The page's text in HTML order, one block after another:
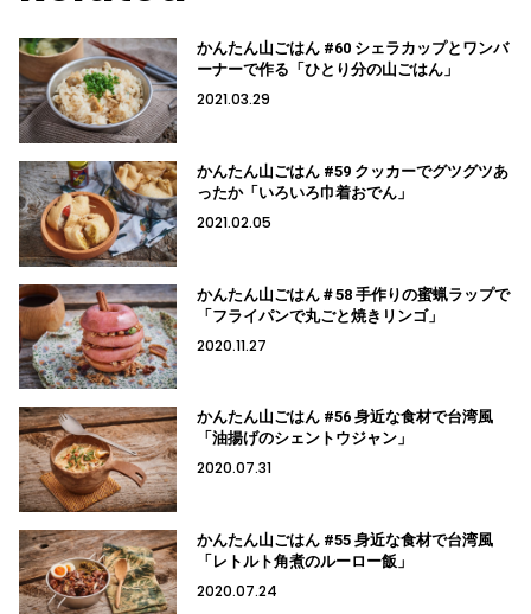
かんたん山ごはん #60 シェラカップとワンバ
ーナーで作る「ひとり分の山ごはん」
2021.03.29
かんたん山ごはん #59 クッカーでグツグツあ
ったか「いろいろ巾着おでん」
2021.02.05
かんたん山ごはん＃58 手作りの蜜蝋ラップで
「フライパンで丸ごと焼きリンゴ」
2020.11.27
かんたん山ごはん #56 身近な食材で台湾風
「油揚げのシェントウジャン」
2020.07.31
かんたん山ごはん #55 身近な食材で台湾風
「レトルト角煮のルーロー飯」
2020.07.24